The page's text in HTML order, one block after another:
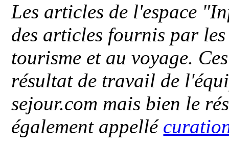
Les articles de l'espace
des articles fournis par
tourisme et au voyage.
résultat de travail de
sejour.com mais bien le
également appellé